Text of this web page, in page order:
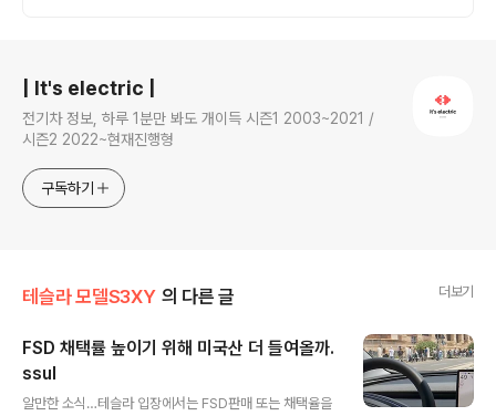
| It's electric |
전기차 정보, 하루 1분만 봐도 개이득 시즌1 2003~2021 /
시즌2 2022~현재진행형
구독하기
테슬라 모델S3XY 의 다른 글 더보기
FSD 채택률 높이기 위해 미국산 더 들여올까.
ssul
알만한 소식…테슬라 입장에서는 FSD판매 또는 채택율을